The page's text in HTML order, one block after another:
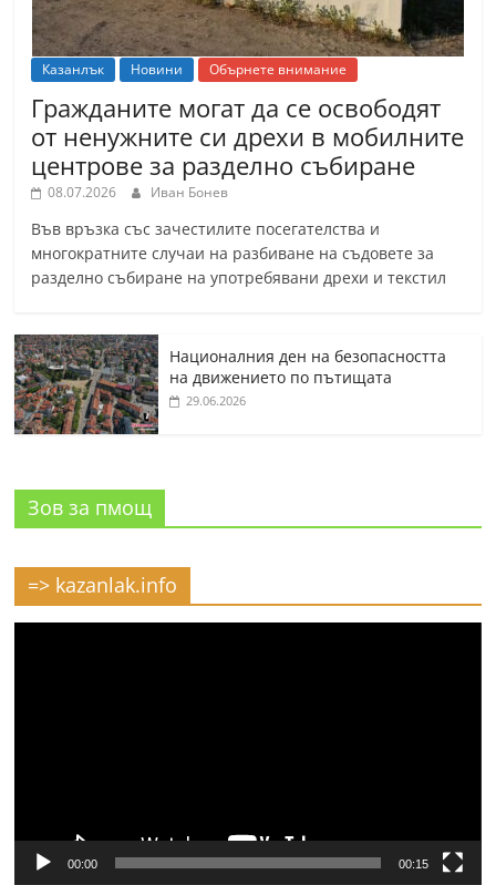
Казанлък Новини Обърнете внимание
Гражданите могат да се освободят
от ненужните си дрехи в мобилните
центрове за разделно събиране
08.07.2026 Иван Бонев
Във връзка със зачестилите посегателства и
многократните случаи на разбиване на съдовете за
разделно събиране на употребявани дрехи и текстил
Националния ден на безопасността
на движението по пътищата
29.06.2026
Зов за пмощ
=> kazanlak.info
00:00 00:15